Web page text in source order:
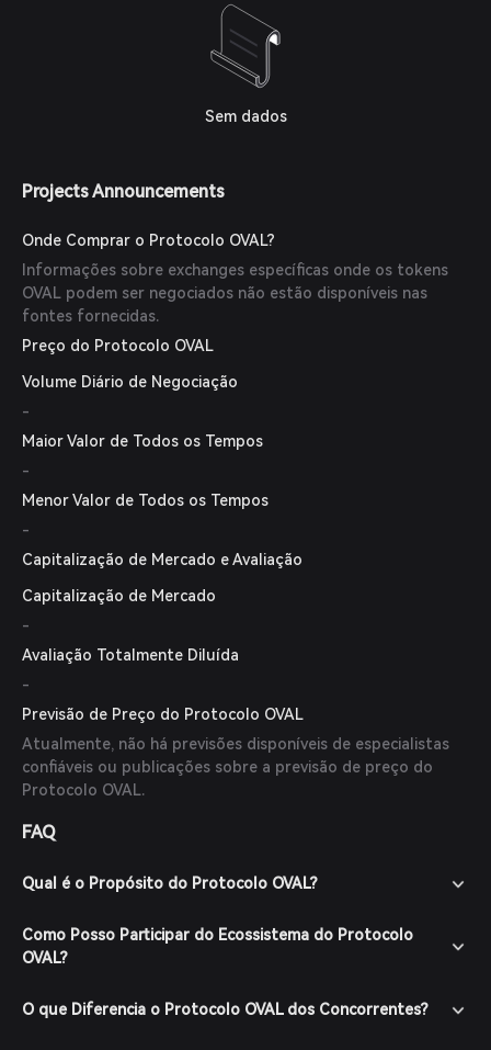
Sem dados
Projects Announcements
Onde Comprar o Protocolo OVAL?
Informações sobre exchanges específicas onde os tokens
OVAL podem ser negociados não estão disponíveis nas
fontes fornecidas.
Preço do Protocolo OVAL
Volume Diário de Negociação
-
Maior Valor de Todos os Tempos
-
Menor Valor de Todos os Tempos
-
Capitalização de Mercado e Avaliação
Capitalização de Mercado
-
Avaliação Totalmente Diluída
-
Previsão de Preço do Protocolo OVAL
Atualmente, não há previsões disponíveis de especialistas
confiáveis ou publicações sobre a previsão de preço do
Protocolo OVAL.
FAQ
Qual é o Propósito do Protocolo OVAL?
Como Posso Participar do Ecossistema do Protocolo
OVAL?
O que Diferencia o Protocolo OVAL dos Concorrentes?